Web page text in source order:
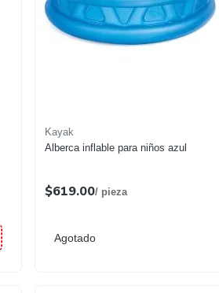
Kayak
Alberca inflable para niños azul
$619.00/ pieza
Agotado